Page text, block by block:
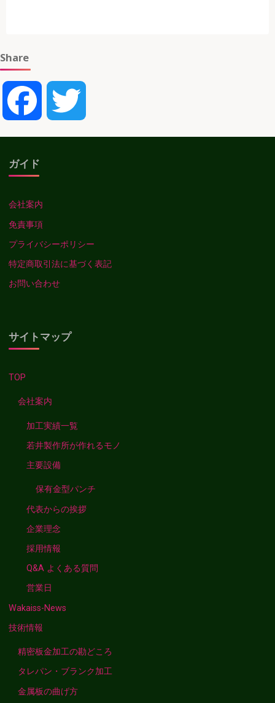
Share
Facebook
ガイド
会社案内
免責事項
プライバシーポリシー
特定商取引法に基づく表記
お問い合わせ
サイトマップ
TOP
会社案内
加工実績一覧
若井製作所が作れるモノ
主要設備
保有金型パンチ
代表からの挨拶
企業理念
採用情報
Q&A よくある質問
営業日
Wakaiss-News
技術情報
精密板金加工の勘どころ
タレパン・ブランク加工
金属板の曲げ方